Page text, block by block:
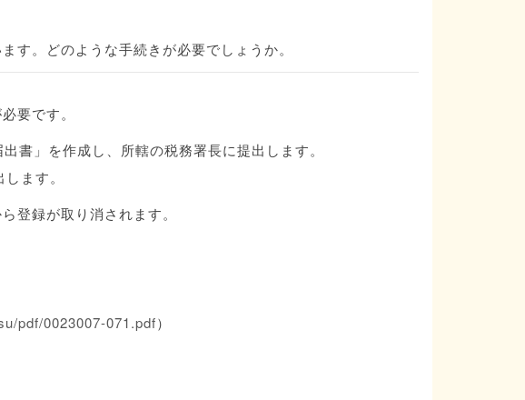
す。どのような手続きが必要でしょうか。
要です。
書」を作成し、所轄の税務署長に提出します。
ます。
登録が取り消されます。
pdf/0023007-071.pdf）